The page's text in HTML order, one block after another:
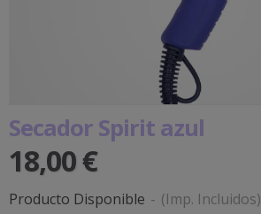
Secador Spirit azul
18,00 €
Producto Disponible - (Imp. Incluidos)